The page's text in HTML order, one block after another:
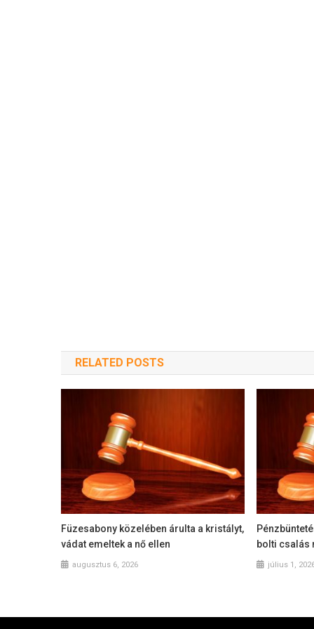
RELATED POSTS
Füzesabony közelében árulta a kristályt,
vádat emeltek a nő ellen
augusztus 6, 2026
bolti csalás
július 1,